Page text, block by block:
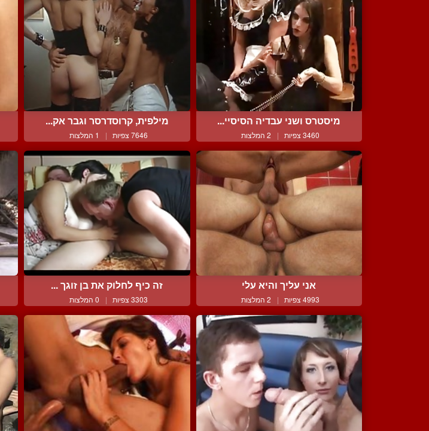
מיסטרס ושני עבדיה הסיסיי...
3460 צפיות | 2 המלצות
מילפית, קרוסדרסר וגבר אק...
7646 צפיות | 1 המלצות
אני עליך והיא עלי
4993 צפיות | 2 המלצות
זה כיף לחלוק את בן זוגך ...
3303 צפיות | 0 המלצות